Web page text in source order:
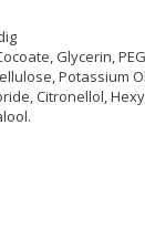
Glycerin,
Potassium
Citronellol,